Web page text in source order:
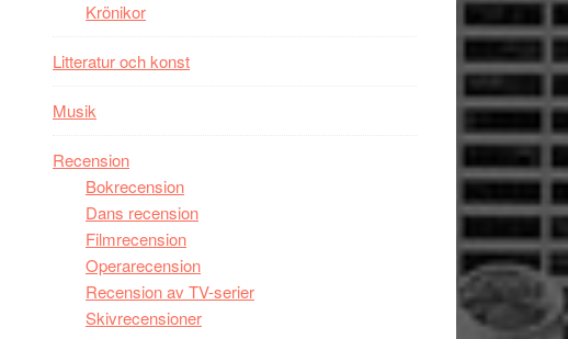
Krönikor
Litteratur och konst
Musik
Recension
Bokrecension
Dans recension
Filmrecension
Operarecension
Recension av TV-serier
Skivrecensioner